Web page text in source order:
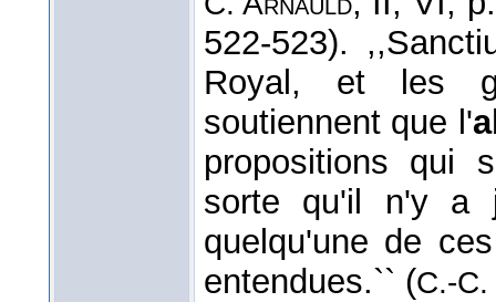
522-523).
Royal, et les
soutiennent que l'
propositions qui
sorte qu'il n'y a
quelqu'une de
entendues.`` (C.-C.